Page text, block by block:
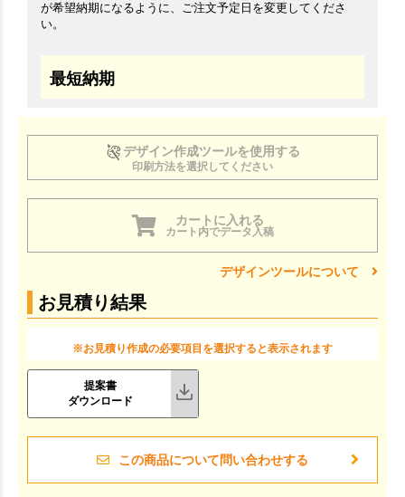
が希望納期になるように、ご注文予定日を変更してくださ
い。
最短納期
デザイン作成ツールを使用する
印刷方法を選択してください
カートに入れる
カート内でデータ入稿
デザインツールについて
お見積り結果
※お見積り作成の必要項目を選択すると表示されます
提案書
ダウンロード
この商品について問い合わせする